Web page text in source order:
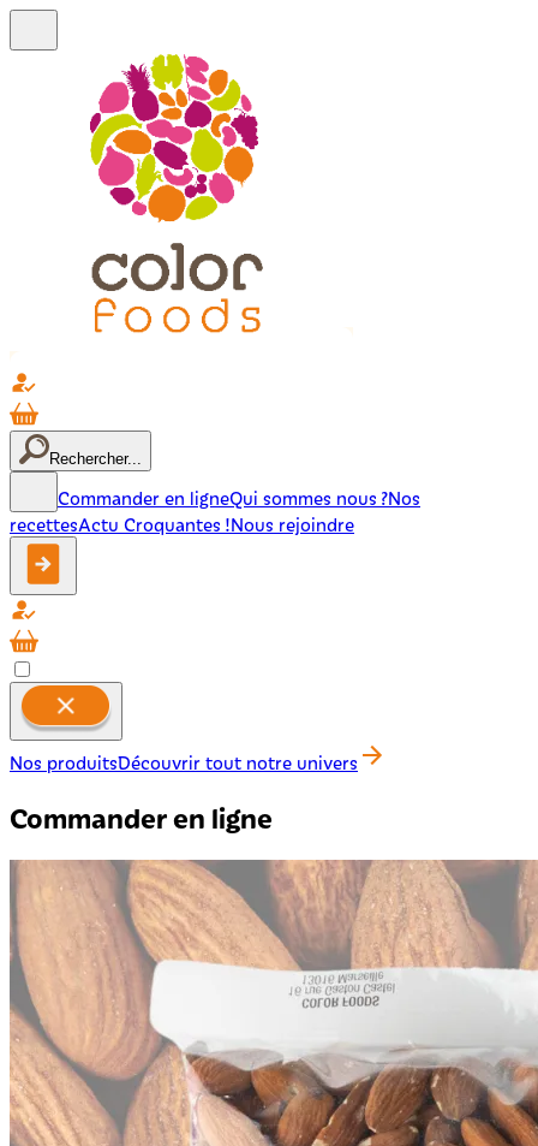
Rechercher...
Commander en ligneQui sommes nous ?Nos
recettesActu Croquantes !Nous rejoindre
Nos produitsDécouvrir tout notre univers
Commander en ligne